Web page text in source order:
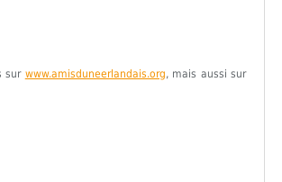
sur www.amisduneerlandais.org, mais aussi sur